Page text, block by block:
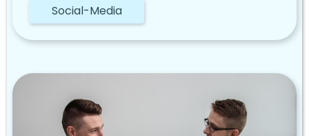
Social-Media